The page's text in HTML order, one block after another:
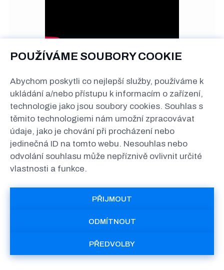
POUŽÍVÁME SOUBORY COOKIE
Abychom poskytli co nejlepší služby, používáme k
ukládání a/nebo přístupu k informacím o zařízení,
technologie jako jsou soubory cookies. Souhlas s
těmito technologiemi nám umožní zpracovávat
údaje, jako je chování při procházení nebo
jedinečná ID na tomto webu. Nesouhlas nebo
odvolání souhlasu může nepříznivě ovlivnit určité
vlastnosti a funkce.
PŘIJMOUT
ODMÍTNOUT
PŘEDVOLBY